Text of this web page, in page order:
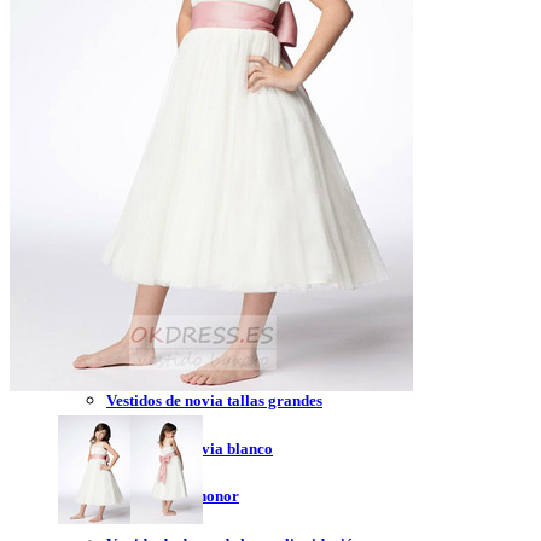
Vestidos de novia 2023
Vestidos de novia sin tirantes
Vestidos de novia corte princesa
Vestidos de novia corto
Vestidos de novia espalda descubierta
Vestidos de novia tallas grandes
Vestidos de novia blanco
Vestidos de dama de honor